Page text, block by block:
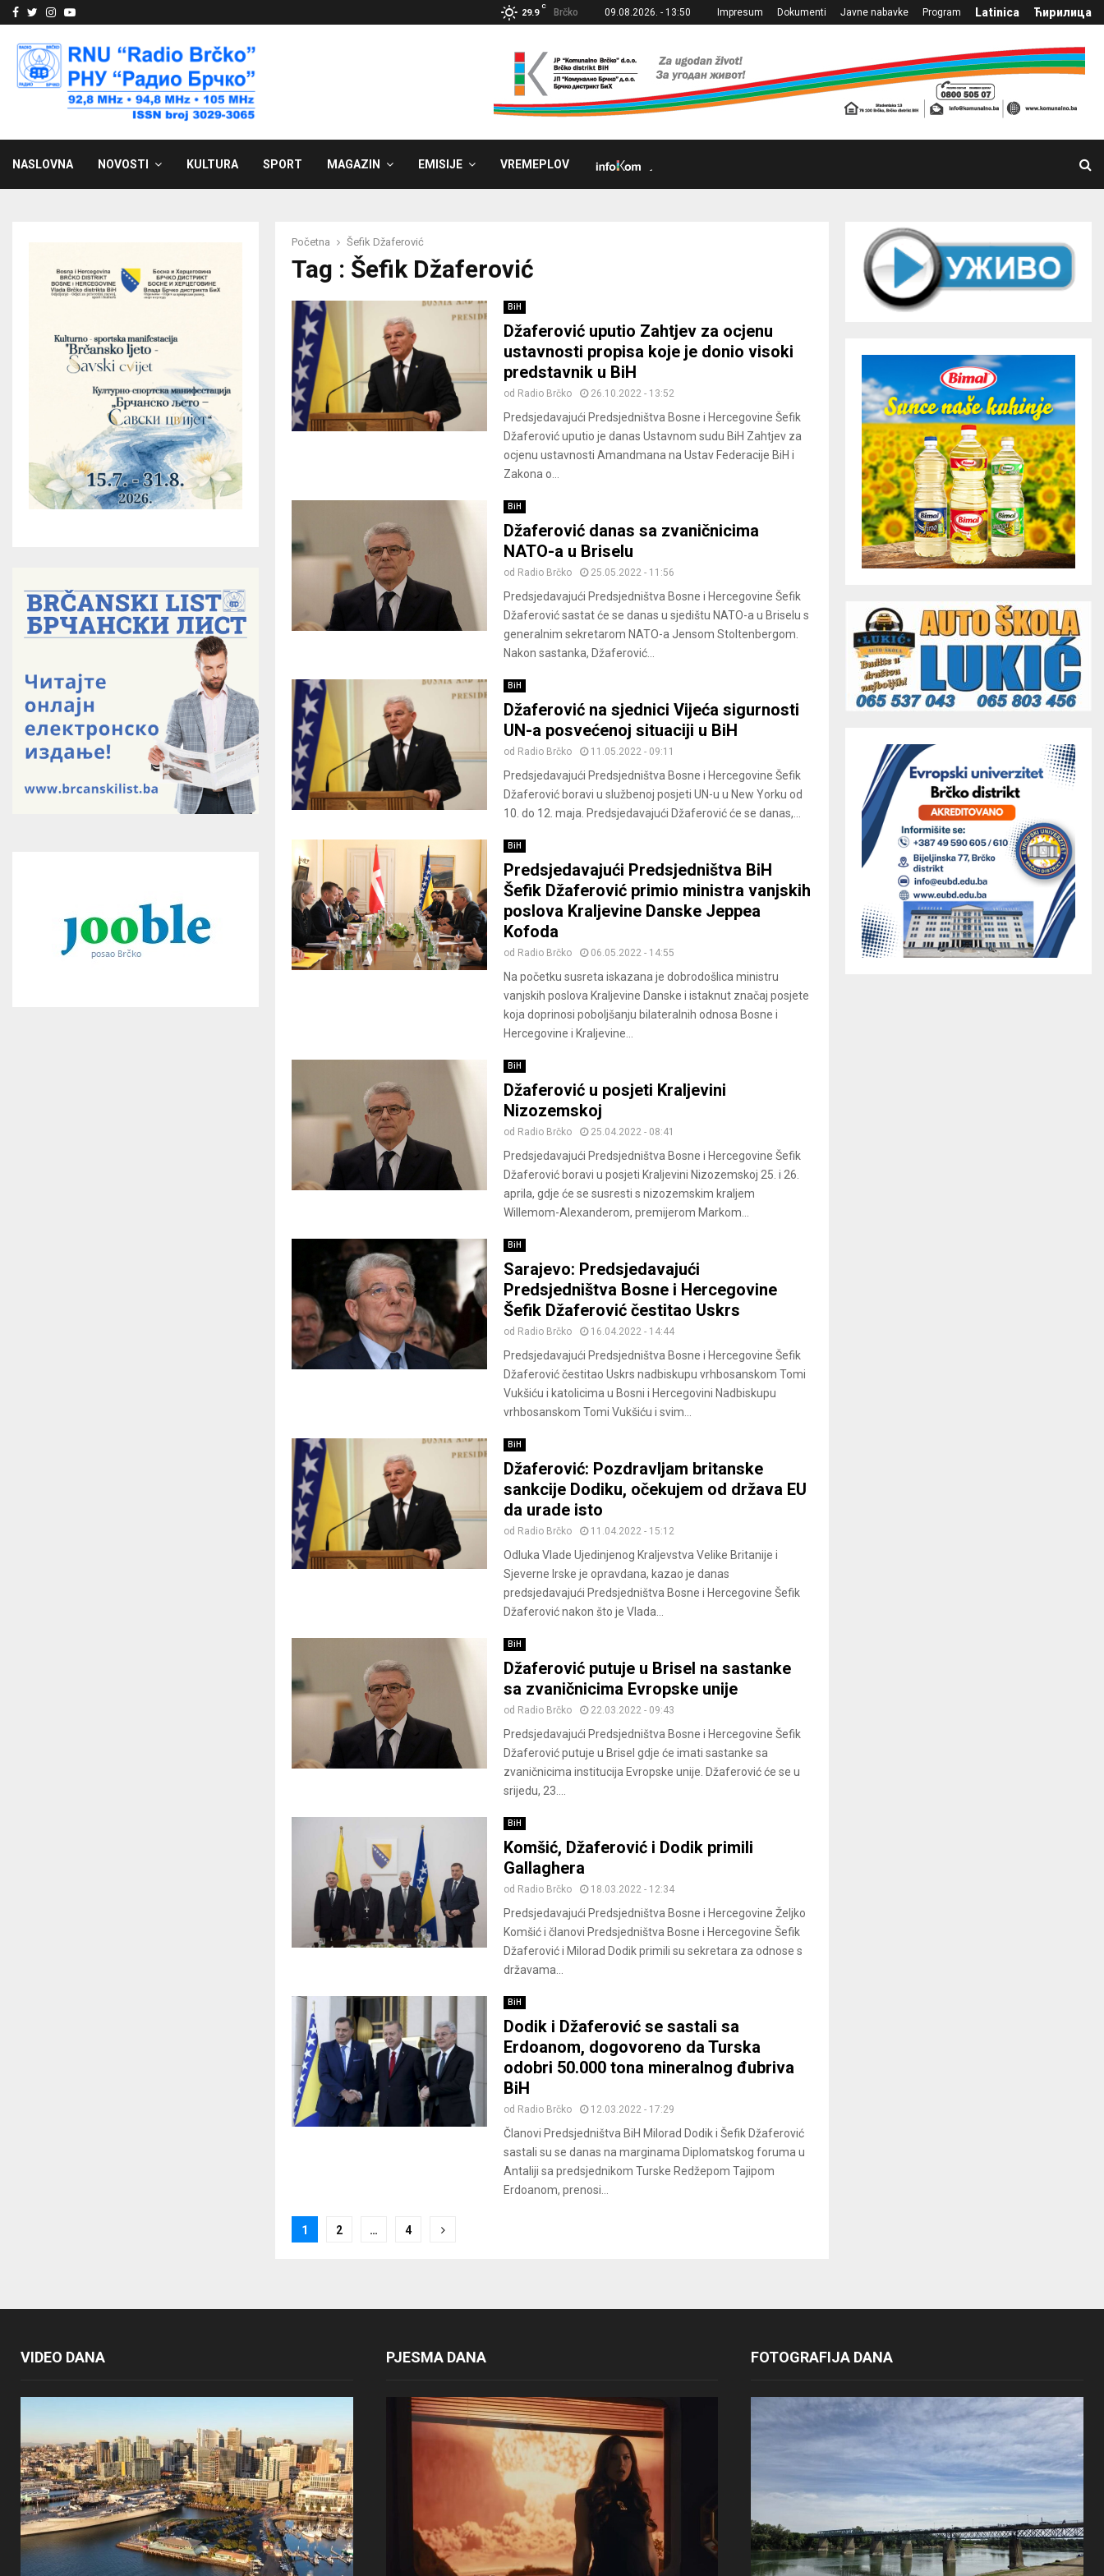
Facebook
Twitter
Instagram
Youtube 29.9
C
Brčko 09.08.2026. - 13:50 Impresum Dokumenti Javne nabavke Program Latinica Ћирилица
NASLOVNA NOVOSTI KULTURA SPORT MAGAZIN EMISIJE VREMEPLOV
Početna Šefik Džaferović
Tag : Šefik Džaferović
BiH
Džaferović uputio Zahtjev za ocjenu
ustavnosti propisa koje je donio visoki
predstavnik u BiH
od Radio Brčko 26.10.2022 - 13:52
Predsjedavajući Predsjedništva Bosne i Hercegovine Šefik
Džaferović uputio je danas Ustavnom sudu BiH Zahtjev za
ocjenu ustavnosti Amandmana na Ustav Federacije BiH i
Zakona o...
BiH
Džaferović danas sa zvaničnicima
NATO-a u Briselu
od Radio Brčko 25.05.2022 - 11:56
Predsjedavajući Predsjedništva Bosne i Hercegovine Šefik
Džaferović sastat će se danas u sjedištu NATO-a u Briselu s
generalnim sekretarom NATO-a Jensom Stoltenbergom.
Nakon sastanka, Džaferović...
BiH
Džaferović na sjednici Vijeća sigurnosti
UN-a posvećenoj situaciji u BiH
od Radio Brčko 11.05.2022 - 09:11
Predsjedavajući Predsjedništva Bosne i Hercegovine Šefik
Džaferović boravi u službenoj posjeti UN-u u New Yorku od
10. do 12. maja. Predsjedavajući Džaferović će se danas,...
BiH
Predsjedavajući Predsjedništva BiH
Šefik Džaferović primio ministra vanjskih
poslova Kraljevine Danske Jeppea
Kofoda
od Radio Brčko 06.05.2022 - 14:55
Na početku susreta iskazana je dobrodošlica ministru
vanjskih poslova Kraljevine Danske i istaknut značaj posjete
koja doprinosi poboljšanju bilateralnih odnosa Bosne i
Hercegovine i Kraljevine...
BiH
Džaferović u posjeti Kraljevini
Nizozemskoj
od Radio Brčko 25.04.2022 - 08:41
Predsjedavajući Predsjedništva Bosne i Hercegovine Šefik
Džaferović boravi u posjeti Kraljevini Nizozemskoj 25. i 26.
aprila, gdje će se susresti s nizozemskim kraljem
Willemom-Alexanderom, premijerom Markom...
BiH
Sarajevo: Predsjedavajući
Predsjedništva Bosne i Hercegovine
Šefik Džaferović čestitao Uskrs
od Radio Brčko 16.04.2022 - 14:44
Predsjedavajući Predsjedništva Bosne i Hercegovine Šefik
Džaferović čestitao Uskrs nadbiskupu vrhbosanskom Tomi
Vukšiću i katolicima u Bosni i Hercegovini Nadbiskupu
vrhbosanskom Tomi Vukšiću i svim...
BiH
Džaferović: Pozdravljam britanske
sankcije Dodiku, očekujem od država EU
da urade isto
od Radio Brčko 11.04.2022 - 15:12
Odluka Vlade Ujedinjenog Kraljevstva Velike Britanije i
Sjeverne Irske je opravdana, kazao je danas
predsjedavajući Predsjedništva Bosne i Hercegovine Šefik
Džaferović nakon što je Vlada...
BiH
Džaferović putuje u Brisel na sastanke
sa zvaničnicima Evropske unije
od Radio Brčko 22.03.2022 - 09:43
Predsjedavajući Predsjedništva Bosne i Hercegovine Šefik
Džaferović putuje u Brisel gdje će imati sastanke sa
zvaničnicima institucija Evropske unije. Džaferović će se u
srijedu, 23....
BiH
Komšić, Džaferović i Dodik primili
Gallaghera
od Radio Brčko 18.03.2022 - 12:34
Predsjedavajući Predsjedništva Bosne i Hercegovine Željko
Komšić i članovi Predsjedništva Bosne i Hercegovine Šefik
Džaferović i Milorad Dodik primili su sekretara za odnose s
državama...
BiH
Dodik i Džaferović se sastali sa
Erdoanom, dogovoreno da Turska
odobri 50.000 tona mineralnog đubriva
BiH
od Radio Brčko 12.03.2022 - 17:29
Članovi Predsjedništva BiH Milorad Dodik i Šefik Džaferović
sastali su se danas na marginama Diplomatskog foruma u
Antaliji sa predsjednikom Turske Redžepom Tajipom
Erdoanom, prenosi...
Posts
1 2 … 4
VIDEO DANA PJESMA DANA FOTOGRAFIJA DANA